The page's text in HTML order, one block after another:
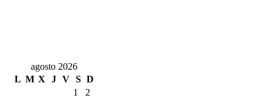
agosto 2026
L M X J V S D
1
2